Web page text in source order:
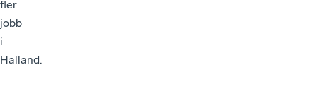
fler
jobb
i
Halland.